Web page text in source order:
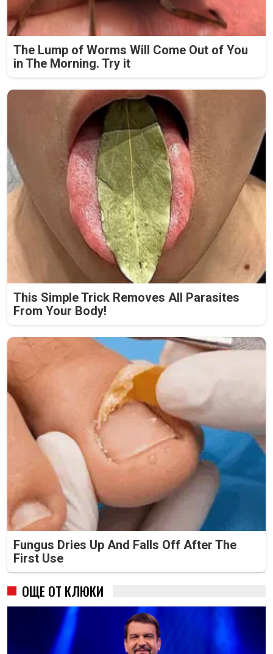
The Lump of Worms Will Come Out of You
in The Morning. Try it
This Simple Trick Removes All Parasites
From Your Body!
Fungus Dries Up And Falls Off After The
First Use
ОЩЕ ОТ КЛЮКИ